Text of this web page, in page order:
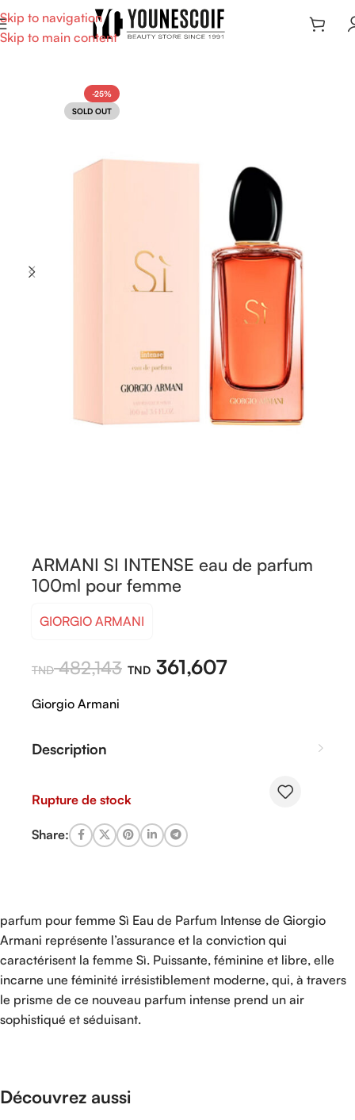
Skip to navigation
Skip to main content
-25%
SOLD OUT
ARMANI SI INTENSE eau de parfum
100ml pour femme
GIORGIO ARMANI
482,143 361,607
Giorgio Armani
Description
Rupture de stock
Share:
parfum pour femme Sì Eau de Parfum Intense de Giorgio
Armani représente l’assurance et la conviction qui
caractérisent la femme Sì. Puissante, féminine et libre, elle
incarne une féminité irrésistiblement moderne, qui, à travers
le prisme de ce nouveau parfum intense prend un air
sophistiqué et séduisant.
Découvrez aussi